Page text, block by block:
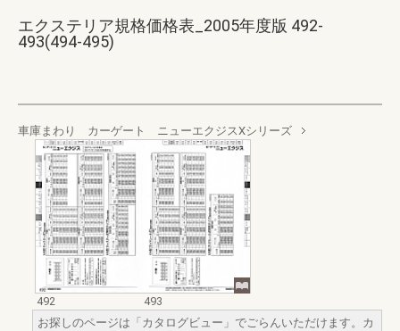
エクステリア規格価格表_2005年度版 492-
493(494-495)
車庫まわり カーゲート ニューエクジスXシリーズ
492
493
お探しのページは「カタログビュー」でごらんいただけます。カ